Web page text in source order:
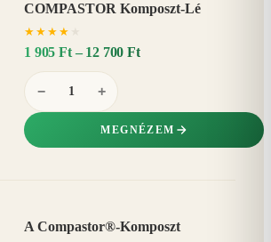
COMPASTOR Komposzt-Lé
★ ★ ★ ★
1 905 Ft – 12 700 Ft
− +
MEGNÉZEM
A Compastor®-Komposzt